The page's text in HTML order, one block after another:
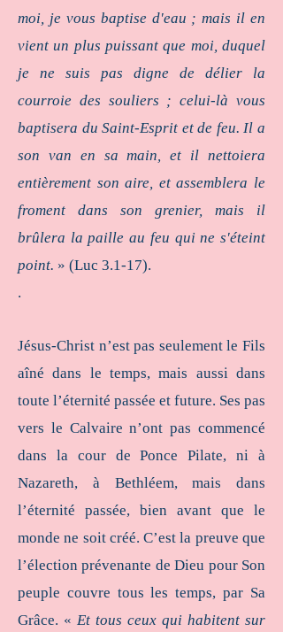
moi, je vous baptise d'eau ; mais il en
vient un plus puissant que moi, duquel
je ne suis pas digne de délier la
courroie des souliers ; celui-là vous
baptisera du Saint-Esprit et de feu. Il a
son van en sa main, et il nettoiera
entièrement son aire, et assemblera le
froment dans son grenier, mais il
brûlera la paille au feu qui ne s'éteint
point. » (Luc 3.1-17).
.
Jésus-Christ n’est pas seulement le Fils
aîné dans le temps, mais aussi dans
toute l’éternité passée et future. Ses pas
vers le Calvaire n’ont pas commencé
dans la cour de Ponce Pilate, ni à
Nazareth, à Bethléem, mais dans
l’éternité passée, bien avant que le
monde ne soit créé. C’est la preuve que
l’élection prévenante de Dieu pour Son
peuple couvre tous les temps, par Sa
Grâce. « Et tous ceux qui habitent sur